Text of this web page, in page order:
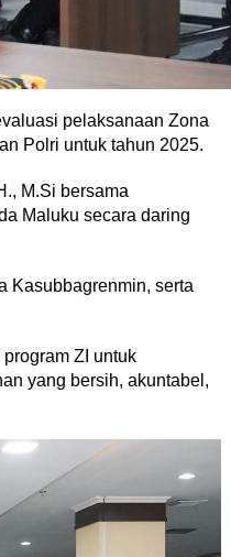
pelaksanaan Zona
Polri untuk tahun 2025.
M.Si bersama
Maluku secara daring
Kasubbagrenmin, serta
ZI untuk
yang bersih, akuntabel,